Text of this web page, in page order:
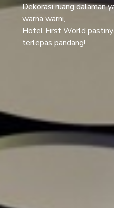
Dekorasi ruang dalaman
warna warni,
Hotel First World
terlepas pandang!